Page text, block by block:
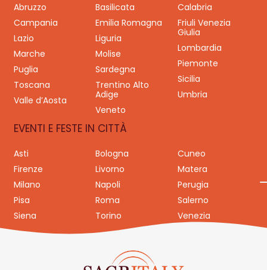
Abruzzo Basilicata
Calabria
Campania
Emilia Romagna
Friuli Venezia
Giulia
Lazio
Liguria
Lombardia
Marche
Molise
Piemonte
Puglia
Sardegna
Sicilia
Toscana
Trentino Alto
Adige
Umbria
Valle d’Aosta
Veneto
EVENTI E FESTE IN CITTÀ
Asti Bologna
Cuneo
Firenze
Livorno
Matera
Milano
Napoli
Perugia
Pisa
Roma
Salerno
Siena
Torino Venezia